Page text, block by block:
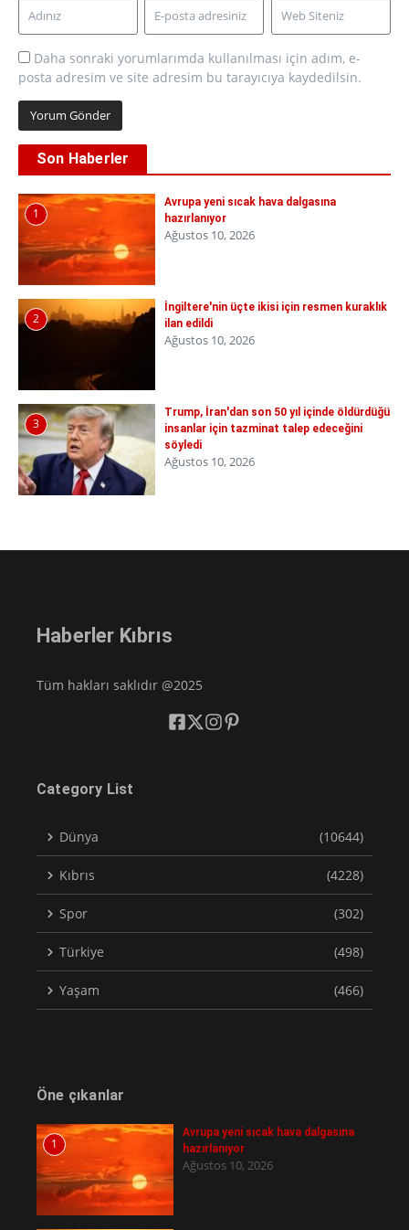
Daha sonraki yorumlarımda kullanılması için adım, e-
posta adresim ve site adresim bu tarayıcıya kaydedilsin.
Son Haberler
1
Avrupa yeni sıcak hava dalgasına
hazırlanıyor
Ağustos 10, 2026
2
İngiltere'nin üçte ikisi için resmen kuraklık
ilan edildi
Ağustos 10, 2026
3
Trump, İran'dan son 50 yıl içinde öldürdüğü
insanlar için tazminat talep edeceğini
söyledi
Ağustos 10, 2026
Haberler Kıbrıs
Tüm hakları saklıdır @2025
Category List
Dünya (10644)
Kıbrıs (4228)
Spor (302)
Türkiye (498)
Yaşam (466)
Öne çıkanlar
1
Avrupa yeni sıcak hava dalgasına
hazırlanıyor
Ağustos 10, 2026